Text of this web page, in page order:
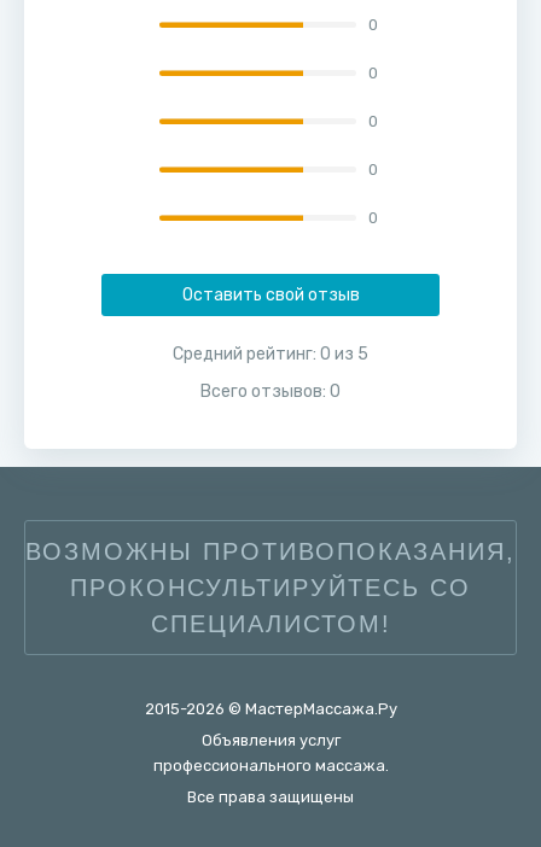
0
0
0
0
0
Оставить свой отзыв
Средний рейтинг: 0 из 5
Всего отзывов: 0
ВОЗМОЖНЫ ПРОТИВОПОКАЗАНИЯ,
ПРОКОНСУЛЬТИРУЙТЕСЬ СО
СПЕЦИАЛИСТОМ!
2015-2026 © МастерМассажа.Ру
Объявления услуг
профессионального массажа.
Все права защищены